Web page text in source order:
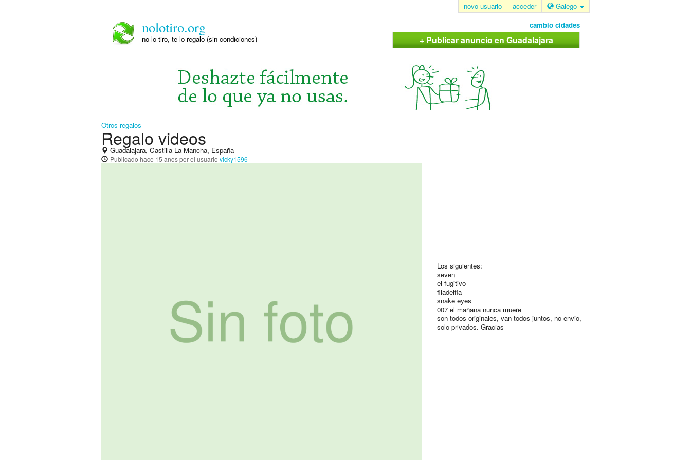
novo usuario acceder Galego
nolotiro.org
no lo tiro, te lo regalo (sin condiciones)
cambio cidades
+ Publicar anuncio en Guadalajara
Otros regalos
Regalo videos
Guadalajara, Castilla-La Mancha, España
Publicado hace 15 anospor el usuario vicky1596
Los siguientes:
seven
el fugitivo
filadelfia
snake eyes
007 el mañana nunca muere
son todos originales, van todos juntos, no envio,
solo privados. Gracias